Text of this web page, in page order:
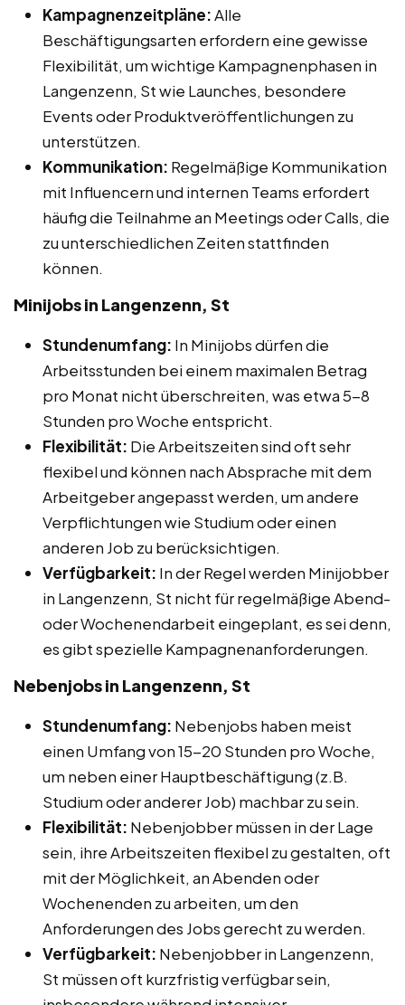
Kampagnenzeitpläne:Alle
Beschäftigungsarten erfordern eine gewisse
Flexibilität, um wichtige Kampagnenphasen in
Langenzenn, St wie Launches, besondere
Events oder Produktveröffentlichungen zu
unterstützen.
Kommunikation: Regelmäßige Kommunikation
mit Influencern und internen Teams erfordert
häufig die Teilnahme an Meetings oder Calls, die
zu unterschiedlichen Zeiten stattfinden
können.
Minijobs in Langenzenn, St
Stundenumfang: In Minijobs dürfen die
Arbeitsstunden bei einem maximalen Betrag
pro Monat nicht überschreiten, was etwa 5-8
Stunden pro Woche entspricht.
Flexibilität: Die Arbeitszeiten sind oft sehr
flexibel und können nach Absprache mit dem
Arbeitgeber angepasst werden, um andere
Verpflichtungen wie Studium oder einen
anderen Job zu berücksichtigen.
Verfügbarkeit: In der Regel werden Minijobber
in Langenzenn, St nicht für regelmäßige Abend-
oder Wochenendarbeit eingeplant, es sei denn,
es gibt spezielle Kampagnenanforderungen.
Nebenjobs in Langenzenn, St
Stundenumfang: Nebenjobs haben meist
einen Umfang von 15-20 Stunden pro Woche,
um neben einer Hauptbeschäftigung (z.B.
Studium oder anderer Job) machbar zu sein.
Flexibilität: Nebenjobber müssen in der Lage
sein, ihre Arbeitszeiten flexibel zu gestalten, oft
mit der Möglichkeit, an Abenden oder
Wochenenden zu arbeiten, um den
Anforderungen des Jobs gerecht zu werden.
Verfügbarkeit: Nebenjobber in Langenzenn,
St müssen oft kurzfristig verfügbar sein,